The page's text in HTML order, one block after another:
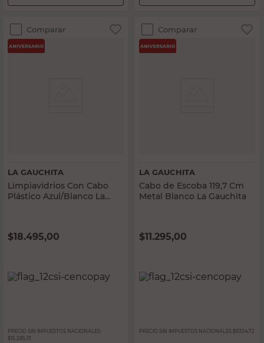
Comparar
LA GAUCHITA
Limpiavidrios Con Cabo
Plástico Azul/Blanco La
$18.495,00
PRECIO SIN IMPUESTOS NACIONALES:
$15.285,13
Comparar
LA GAUCHITA
Cabo de Escoba 119,7 Cm
Metal Blanco La Gauchita
$11.295,00
PRECIO SIN IMPUESTOS NACIONALES: $9334,72